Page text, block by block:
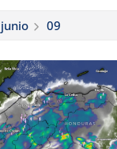
junio 09